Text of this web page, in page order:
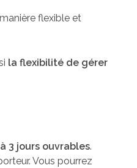
flexible et
la flexibilité de gérer
3 jours ouvrables.
Vous pourrez